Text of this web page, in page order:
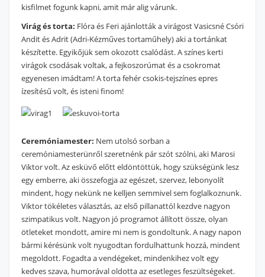
kisfilmet fogunk kapni, amit már alig várunk.
Virág és torta: Flóra és Feri ajánlották a virágost Vasicsné Csóri
Andit és Adrit (Adri-Kézműves tortaműhely) aki a tortánkat
készítette. Egyikőjük sem okozott csalódást. A színes kerti
virágok csodásak voltak, a fejkoszorúmat és a csokromat
egyenesen imádtam! A torta fehér csokis-tejszínes epres
ízesítésű volt, és isteni finom!
Ceremóniamester: Nem utolsó sorban a
ceremóniamesterünről szeretnénk pár szót szólni, aki Marosi
Viktor volt. Az esküvő előtt eldöntöttük, hogy szükségünk lesz
egy emberre, aki összefogja az egészet, szervez, lebonyolít
mindent, hogy nekünk ne kelljen semmivel sem foglalkoznunk.
Viktor tökéletes választás, az első pillanattól kezdve nagyon
szimpatikus volt. Nagyon jó programot állított össze, olyan
ötleteket mondott, amire mi nem is gondoltunk. A nagy napon
bármi kérésünk volt nyugodtan fordulhattunk hozzá, mindent
megoldott. Fogadta a vendégeket, mindenkihez volt egy
kedves szava, humorával oldotta az esetleges feszültségeket.